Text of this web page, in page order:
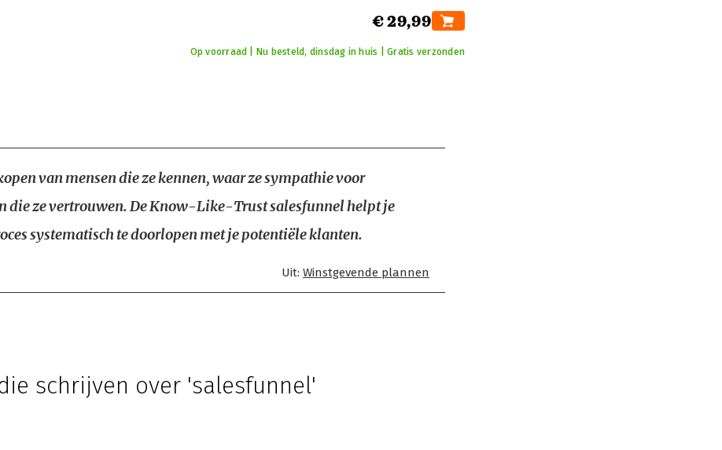
€ 29,99
Op voorraad | Nu besteld, dinsdag in huis | Gratis verzonden
van mensen die ze kennen, waar ze sympathie voor
die ze vertrouwen. De Know-Like-Trust salesfunnel helpt je
systematisch te doorlopen met je potentiële klanten.
Uit: Winstgevende plannen
schrijven over 'salesfunnel'